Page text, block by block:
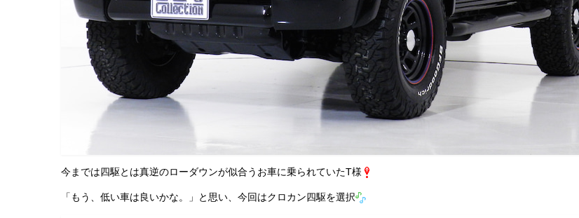
今までは四駆とは真逆のローダウンが似合うお車に乗られていたT様
「もう、低い車は良いかな。」と思い、今回はクロカン四駆を選択